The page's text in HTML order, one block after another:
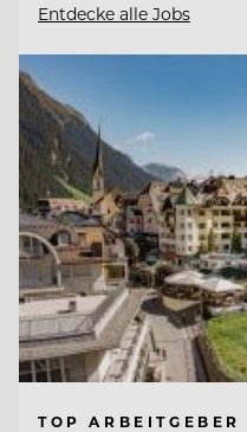
Entdecke alle Jobs
TOP ARBEITGEBER